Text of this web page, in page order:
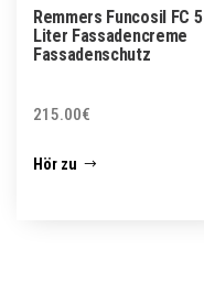
Remmers Funcosil FC 5
Liter Fassadencreme
Fassadenschutz
215.00€
Hör zu